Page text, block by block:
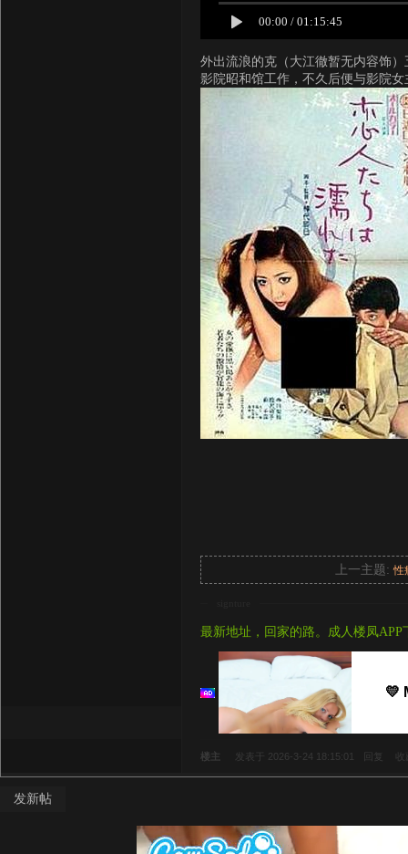
00:00 / 01:15:45
外出流浪的克（大江徹暂无内容饰
影院昭和馆工作，不久后便与影院
上一主题:性
最新地址，回家的路。成人楼凤APP
💛
楼主 发表于 2026-3-24 18:15:01 回复
发新帖